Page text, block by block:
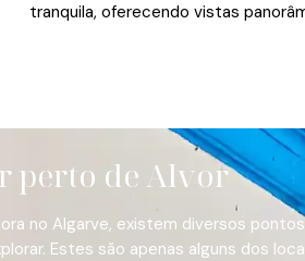
tranquila, oferecendo vistas
perto de Alvor
no Algarve, existem diversos
Estes são apenas alguns dos